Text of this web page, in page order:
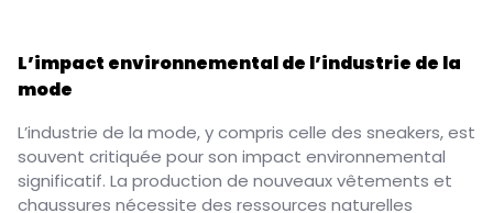
L’impact environnemental de l’industrie de la
mode
L’industrie de la mode, y compris celle des sneakers, est
souvent critiquée pour son impact environnemental
significatif. La production de nouveaux vêtements et
chaussures nécessite des ressources naturelles